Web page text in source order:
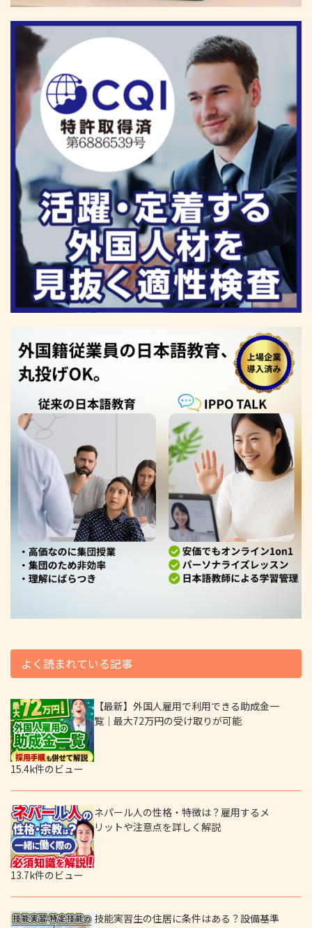
よく読まれている記事
【最新】外国人雇用で利用できる助成金一
覧｜最大72万円の受け取りが可能
15.4k件のビュー
ネパール人の性格・特徴は？雇用するメ
リットや注意点を詳しく解説
13.7k件のビュー
技能実習生の住居に条件はある？設備基準